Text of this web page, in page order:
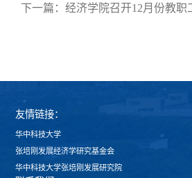
下一篇：经济学院召开12月份教职
友情链接：
华中科技大学
张培刚发展经济学研究基金会
华中科技大学张培刚发展研究院